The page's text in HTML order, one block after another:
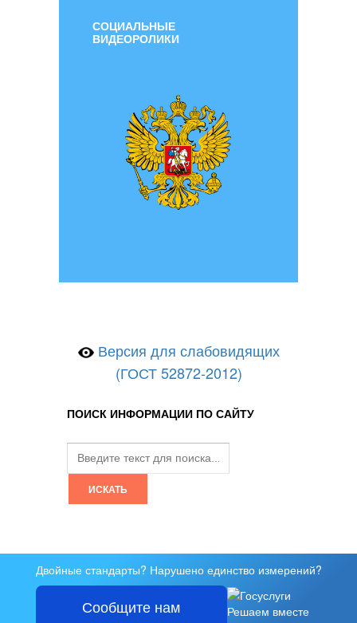
СОЦИАЛЬНЫЕ
ВИДЕОРОЛИКИ
Версия для слабовидящих
(ГОСТ 52872-2012)
ПОИСК ИНФОРМАЦИИ ПО САЙТУ
Двойные стандарты? Нарушено единство измерений?
Сообщите нам Решаем вместе